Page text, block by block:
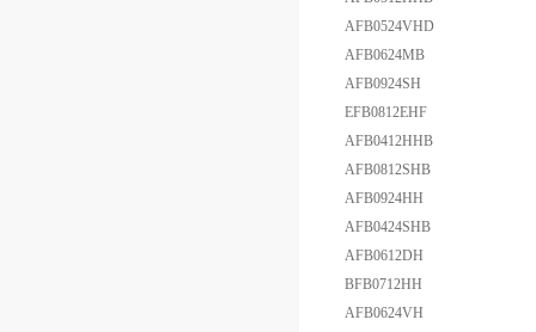
AFB0524VHD
AFB0624MB
AFB0924SH
EFB0812EHF
AFB0412HHB
AFB0812SHB
AFB0924HH
AFB0424SHB
AFB0612DH
BFB0712HH
AFB0624VH